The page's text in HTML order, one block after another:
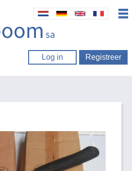
Log in Registreer